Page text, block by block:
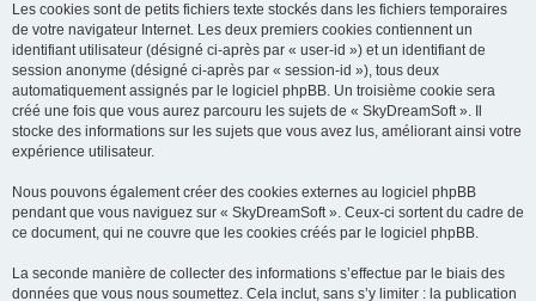
Les cookies sont de petits fichiers texte stockés dans les fichiers temporaires
de votre navigateur Internet. Les deux premiers cookies contiennent un
identifiant utilisateur (désigné ci-après par « user-id ») et un identifiant de
session anonyme (désigné ci-après par « session-id »), tous deux
automatiquement assignés par le logiciel phpBB. Un troisième cookie sera
créé une fois que vous aurez parcouru les sujets de « SkyDreamSoft ». Il
stocke des informations sur les sujets que vous avez lus, améliorant ainsi votre
expérience utilisateur.
Nous pouvons également créer des cookies externes au logiciel phpBB
pendant que vous naviguez sur « SkyDreamSoft ». Ceux-ci sortent du cadre de
ce document, qui ne couvre que les cookies créés par le logiciel phpBB.
La seconde manière de collecter des informations s’effectue par le biais des
données que vous nous soumettez. Cela inclut, sans s’y limiter : la publication